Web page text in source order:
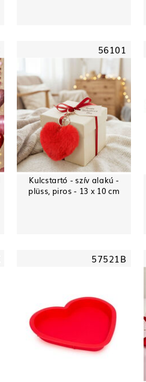
56101
Kulcstartó - szív alakú -
plüss, piros - 13 x 10 cm
57521B